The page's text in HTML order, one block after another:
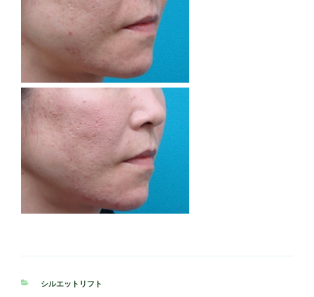
カ
シルエットリフト